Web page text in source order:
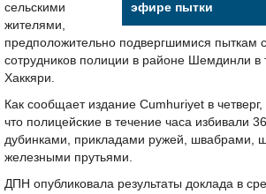
эфире пытки
сельскими
жителями,
предположительно подвергшимися пыткам
сотрудников полиции в районе Шемдинли в
Хаккяри.
Как сообщает издание Cumhuriyet в четверг,
что полицейские в течение часа избивали
дубинками, прикладами ружей, швабрами,
железными прутьями.
ДПН опубликовала результаты доклада в